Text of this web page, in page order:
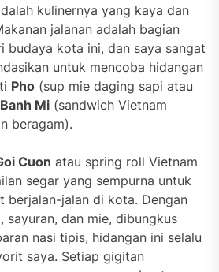
kulinernya yang kaya dan
jalanan adalah bagian
budaya kota ini, dan saya sangat
untuk mencoba hidangan
Pho (sup mie daging sapi atau
Banh Mi (sandwich Vietnam
beragam).
Cuon atau spring roll Vietnam
segar yang sempurna untuk
berjalan-jalan di kota. Dengan
sayuran, dan mie, dibungkus
nasi tipis, hidangan ini selalu
saya. Setiap gigitan